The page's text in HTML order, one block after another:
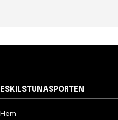
ESKILSTUNASPORTEN
Hem